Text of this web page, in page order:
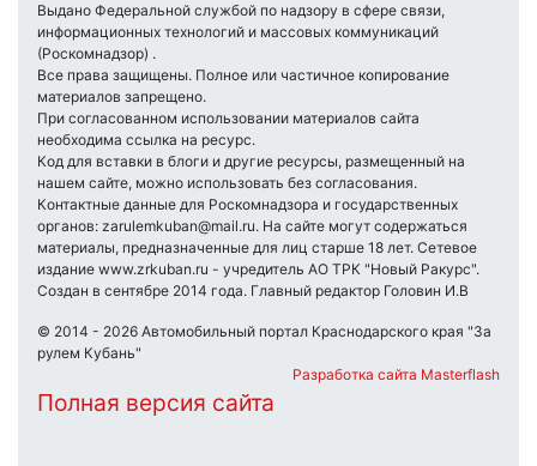
Выдано Федеральной службой по надзору в сфере связи,
информационных технологий и массовых коммуникаций
(Роскомнадзор) .
Все права защищены. Полное или частичное копирование
материалов запрещено.
При согласованном использовании материалов сайта
необходима ссылка на ресурс.
Код для вставки в блоги и другие ресурсы, размещенный на
нашем сайте, можно использовать без согласования.
Контактные данные для Роскомнадзора и государственных
органов: zarulemkuban@mail.ru. На сайте могут содержаться
материалы, предназначенные для лиц старше 18 лет. Сетевое
издание www.zrkuban.ru - учредитель АО ТРК "Новый Ракурс".
Создан в сентябре 2014 года. Главный редактор Головин И.В
© 2014 - 2026 Автомобильный портал Краснодарского края "За
рулем Кубань"
Разработка сайта Masterflash
Полная версия сайта